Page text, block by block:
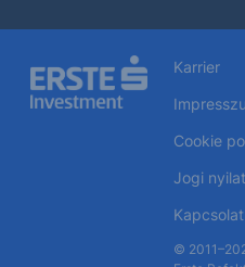
Karrier
Cookie
Jogi
Kapcsolat
©